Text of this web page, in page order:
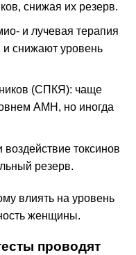
снижая их резерв.
и лучевая терапия
и снижают уровень
(СПКЯ): чаще
AMH, но иногда
токсинов
резерв.
влиять на уровень
женщины.
проводят